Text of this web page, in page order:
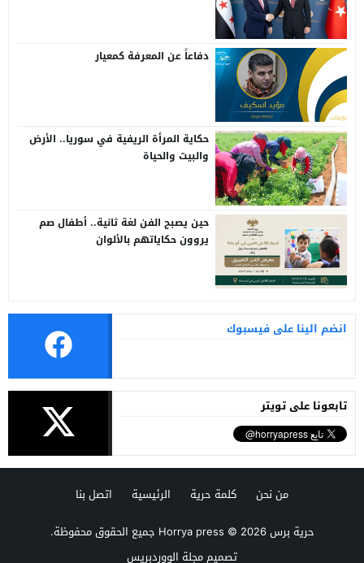
دفاعاً عن المعرفة كمعيار
حكاية المرأة الريفية في سوريا.. الأرض
والبيت والحياة
حين يصبح الفن لغة ثانية.. أطفال صم
يروون حكاياتهم بالألوان
انضم الينا على فيسبوك
تابعونا على تويتر
من نحن كلمة حرية الرئيسية
اتصل بنا
حرية برس Horrya press© 2026 جميع الحقوق محفوظة.
تصميممجلة الووردبريس